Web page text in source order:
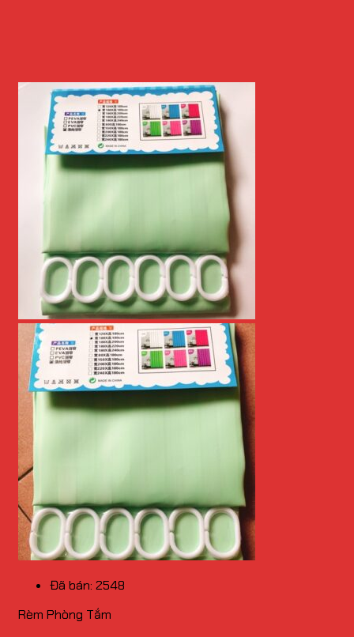
Đã bán: 2548
Rèm Phòng Tắm